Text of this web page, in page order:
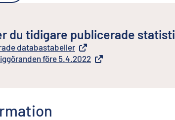
du tidigare publicerade
databastabeller
före 5.4.2022